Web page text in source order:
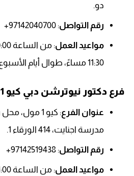
دو.
رقم التواصل: 97142040700+
مواعيد العمل
11:30 مساءً، طوال أيام الأسبوع.
فرع دكتور نيوترشن دبي كيو 1 مول
عنوان الفرع
مدرسة اجنايت، 414 الورقاء 1.
رقم التواصل: 97142519438+
مواعيد العمل